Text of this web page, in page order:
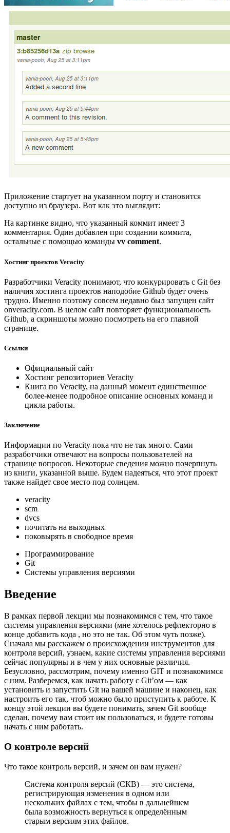
Приложение стартует на указанном порту и становится
доступно из браузера. Вот как это выглядит:
На картинке видно, что указанный коммит имеет 3
комментария. Один добавлен при создании коммита,
остальные с помощью команды vv comment.
Хостинг проектов Veracity
Разработчики Veracity понимают, что конкурировать с Git без
наличия хостинга проектов наподобие Github будет очень
трудно. Именно поэтому совсем недавно был запущен сайт
onveracity.com. В целом сайт повторяет функциональность
Github, а скриншоты можно посмотреть на его главной
странице.
Ссылки
Официальный сайт
Хостинг репозиториев Veracity
Книга по Veracity, на данный момент единственное
более-менее подробное описание основных команд и
цикла работы.
Заключение
Информации по Veracity пока что не так много. Сами
разработчики отвечают на вопросы пользователей на
странице вопросов. Некоторые сведения можно почерпнуть
из книги, указанной выше. Будем надеяться, что этот проект
также найдет свое место под солнцем.
veracity
scm
dvcs
почитать на выходных
поковырять в свободное время
Программирование
Git
Системы управления версиями
Введение
В рамках первой лекции мы познакомимся с тем, что такое
системы управления версиями (мне хотелось рефлекторно в
конце добавить кода , но это не так. Об этом чуть позже).
Сначала мы расскажем о происхождении инструментов для
контроля версий, узнаем, какие системы управления версиями
сейчас популярны и в чем у них основные различия.
Безусловно, рассмотрим, почему именно GIT и познакомимся
с ним. Разберемся, как начать работу с Git’ом — как
установить и запустить Git на вашей машине и наконец, как
настроить его так, чтоб можно было приступить к работе. К
концу этой лекции вы будете понимать, зачем Git вообще
сделан, почему вам стоит им пользоваться, и будете готовы
начать с ним работать.
О контроле версий
Что такое контроль версий, и зачем он вам нужен?
Система контроля версий (СКВ) — это система,
регистрирующая изменения в одном или
нескольких файлах с тем, чтобы в дальнейшем
была возможность вернуться к определённым
старым версиям этих файлов.